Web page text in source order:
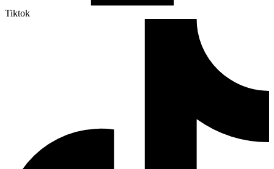
Tiktok